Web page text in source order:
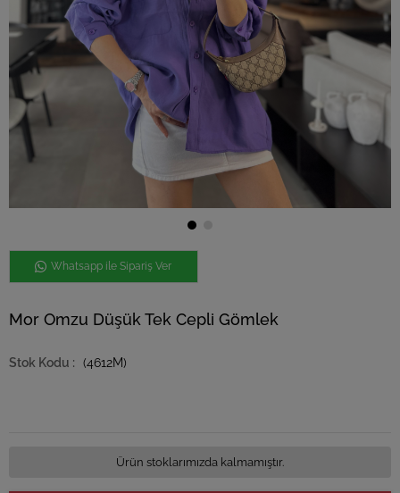
Whatsapp ile Sipariş Ver
Mor Omzu Düşük Tek Cepli Gömlek
(4612M)
Ürün stoklarımızda kalmamıştır.